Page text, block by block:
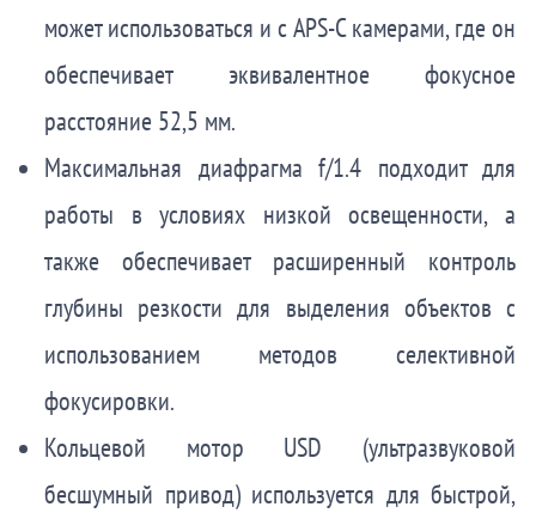
может использоваться и с APS-C камерами, где он
обеспечивает эквивалентное фокусное
расстояние 52,5 мм.
Максимальная диафрагма f/1.4 подходит для
работы в условиях низкой освещенности, а
также обеспечивает расширенный контроль
глубины резкости для выделения объектов с
использованием методов селективной
фокусировки.
Кольцевой мотор USD (ультразвуковой
бесшумный привод) используется для быстрой,